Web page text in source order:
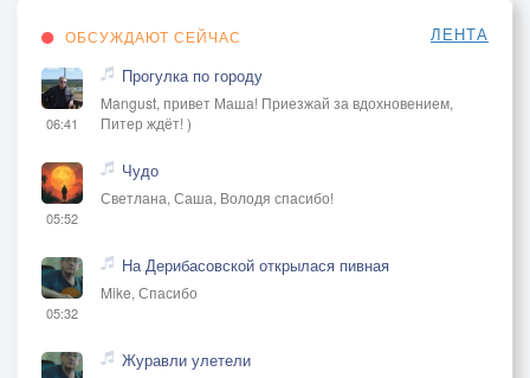
ОБСУЖДАЮТ СЕЙЧАС ЛЕНТА
06:41
Прогулка по городу
Mangust, привет Маша! Приезжай за вдохновением,
Питер ждёт! )
05:52
Чудо
Светлана, Саша, Володя спасибо!
05:32
На Дерибасовской открылася пивная
Mike, Спасибо
Журавли улетели